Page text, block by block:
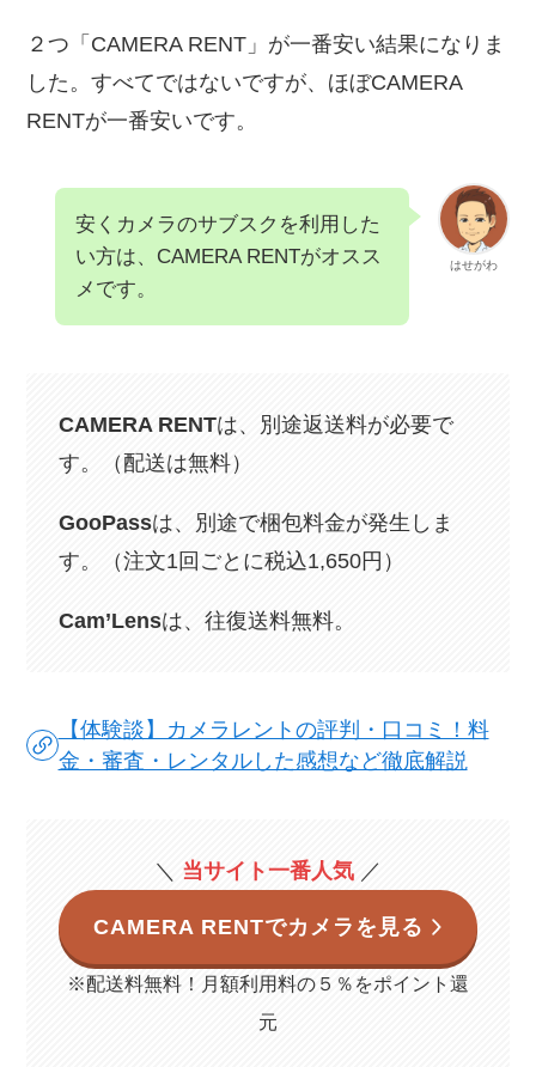
２つ「CAMERA RENT」が一番安い結果になりま
した。すべてではないですが、ほぼCAMERA
RENTが一番安いです。
はせがわ
安くカメラのサブスクを利用した
い方は、CAMERA RENTがオスス
メです。
CAMERA RENTは、別途返送料が必要で
す。（配送は無料）
GooPassは、別途で梱包料金が発生しま
す。（注文1回ごとに税込1,650円）
Cam’Lensは、往復送料無料。
【体験談】カメラレントの評判・口コミ！料
金・審査・レンタルした感想など徹底解説
＼ 当サイト一番人気 ／
CAMERA RENTでカメラを見る
※配送料無料！月額利用料の５％をポイント還
元